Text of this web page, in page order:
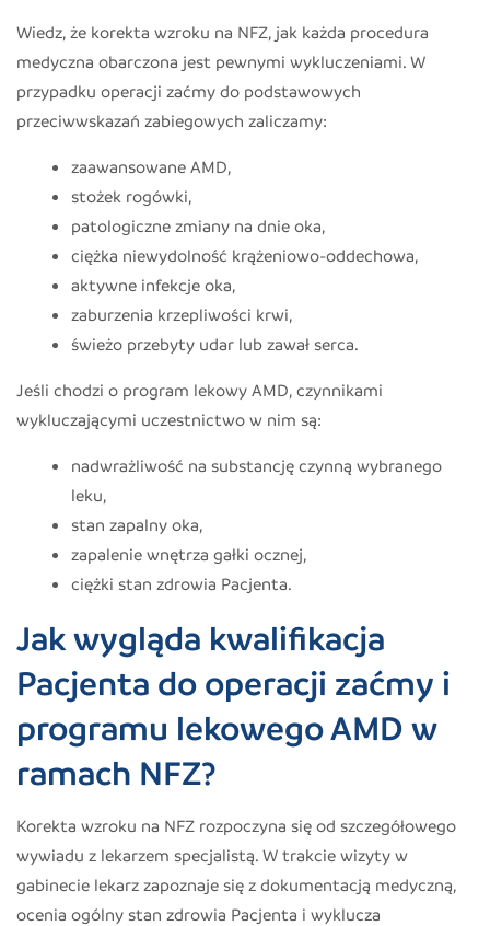
Wiedz, że korekta wzroku na NFZ, jak każda procedura
medyczna obarczona jest pewnymi wykluczeniami. W
przypadku operacji zaćmy do podstawowych
przeciwwskazań zabiegowych zaliczamy:
zaawansowane AMD,
stożek rogówki,
patologiczne zmiany na dnie oka,
ciężka niewydolność krążeniowo-oddechowa,
aktywne infekcje oka,
zaburzenia krzepliwości krwi,
świeżo przebyty udar lub zawał serca.
Jeśli chodzi o program lekowy AMD, czynnikami
wykluczającymi uczestnictwo w nim są:
nadwrażliwość na substancję czynną wybranego
leku,
stan zapalny oka,
zapalenie wnętrza gałki ocznej,
ciężki stan zdrowia Pacjenta.
Jak wygląda kwalifikacja
Pacjenta do operacji zaćmy i
programu lekowego AMD w
ramach NFZ?
Korekta wzroku na NFZ rozpoczyna się od szczegółowego
wywiadu z lekarzem specjalistą. W trakcie wizyty w
gabinecie lekarz zapoznaje się z dokumentacją medyczną,
ocenia ogólny stan zdrowia Pacjenta i wyklucza